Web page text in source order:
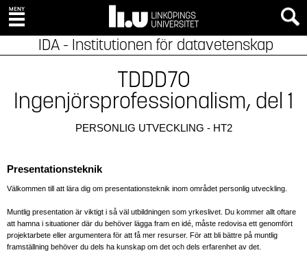
IDA - Institutionen för datavetenskap
TDDD70
Ingenjörsprofessionalism, del 1
PERSONLIG UTVECKLING - HT2
Presentationsteknik
Välkommen till att lära dig om presentationsteknik inom området personlig utveckling.
Muntlig presentation är viktigt i så väl utbildningen som yrkeslivet. Du kommer allt oftare
att hamna i situationer där du behöver lägga fram en idé, måste redovisa ett genomfört
projektarbete eller argumentera för att få mer resurser. För att bli bättre på muntlig
framställning behöver du dels ha kunskap om det och dels erfarenhet av det.